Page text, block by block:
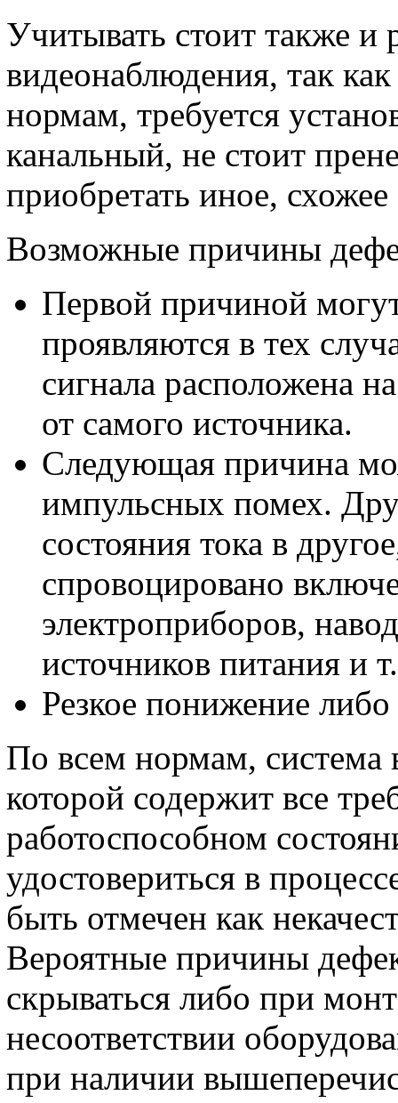
Учитывать стоит также и
видеонаблюдения, так
нормам, требуется
канальный, не стоит
приобретать иное,
Возможные причины
Первой причиной
проявляются в тех
сигнала расположена
от самого источника.
Следующая причина
импульсных помех.
состояния тока в
спровоцировано
электроприборов,
источников питания и
Резкое понижение
По всем нормам, система
которой содержит все
работоспособном
удостовериться в
быть отмечен как
Вероятные причины
скрываться либо при
несоответствии
при наличии